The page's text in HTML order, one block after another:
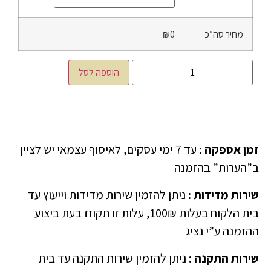
מחיר סה״כ ₪0
הוספה לסל
זמן אספקה :
עד 7 ימי עסקים, לאיסוף עצמאי יש לציין
ב”הערות” בהזמנה
שירות מדידות: ניתן להזמין שירות מדידות וייעוץ עד
בית הלקוח בעלות 100₪, עלות זו תקוזז בעת ביצוע
ההזמנה ע”י נציג
שירות התקנה : ניתן להזמין שירות התקנה עד בית